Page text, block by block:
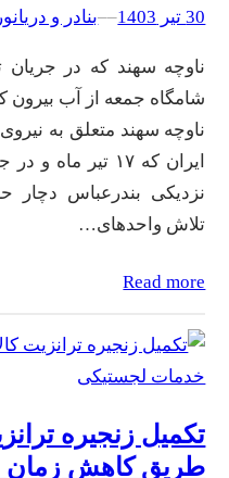
30 تیر 1403 –
–بنادر و
ناوچه سهند که در جریان
شامگاه جمعه از آب
ناوچه سهند متعلق به
ایران که ۱۷ تیر
نزدیکی بندرعباس دچار
تلاش واحدهای…
Read more
تکمیل زنجیره
طریق کاهش زمان